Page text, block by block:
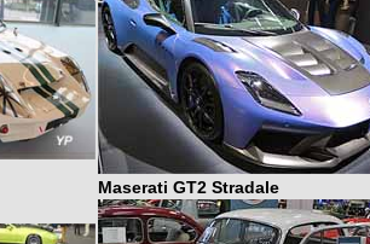
Maserati GT2 Stradale